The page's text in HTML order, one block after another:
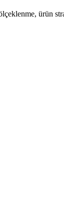
ürün